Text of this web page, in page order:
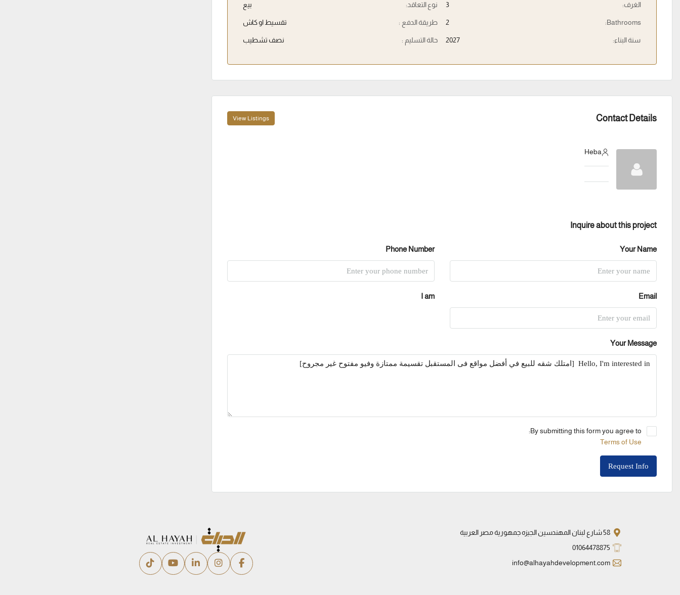
الغرف: 3
Bathrooms:
2
سنة البناء: 2027
نوع التعاقد: بيع
طريقة الدفع : تقسيط او كاش
حالة التسليم : نصف تشطيب
Contact Details
View Listings
Heba
Inquire about this project
Your Name
Phone Number
Email
I am
Your Message
By submitting this form you agree to:
Terms of Use
Request Info
58 شارع لبنان المهندسين الجيزه جمهورية مصر العربية
01064478875
info@alhayahdevelopment.com